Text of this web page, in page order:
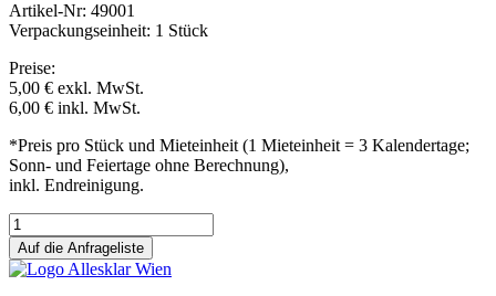
Artikel-Nr: 49001
Verpackungseinheit: 1 Stück
Preise:
5,00 € exkl. MwSt.
6,00 € inkl. MwSt.
*Preis pro Stück und Mieteinheit (1 Mieteinheit = 3 Kalendertage;
Sonn- und Feiertage ohne Berechnung),
inkl. Endreinigung.
Auf die Anfrageliste